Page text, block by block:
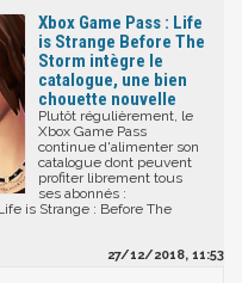
Xbox Game Pass : Life
is Strange Before The
Storm intègre le
catalogue, une bien
chouette nouvelle
Plutôt régulièrement, le
Xbox Game Pass
continue d'alimenter son
catalogue dont peuvent
profiter librement tous
ses abonnés :
is Strange : Before The
27/12/2018, 11:53